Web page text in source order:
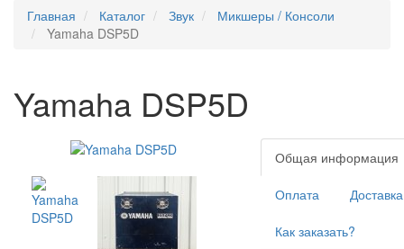
Главная
Каталог Звук
Микшеры / Консоли
Yamaha DSP5D
Yamaha DSP5D
Общая информация
Оплата Доставка
Как заказать?